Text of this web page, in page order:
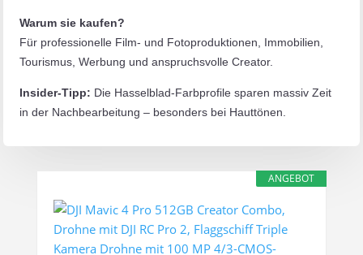
Warum sie kaufen?
Für professionelle Film- und Fotoproduktionen, Immobilien,
Tourismus, Werbung und anspruchsvolle Creator.
Insider-Tipp: Die Hasselblad-Farbprofile sparen massiv Zeit
in der Nachbearbeitung – besonders bei Hauttönen.
ANGEBOT